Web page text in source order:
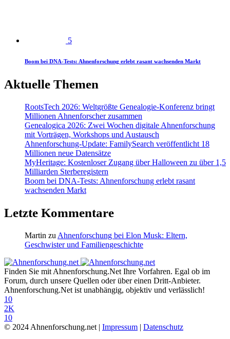
5
Boom bei DNA-Tests: Ahnenforschung erlebt rasant wachsenden Markt
Aktuelle Themen
RootsTech 2026: Weltgrößte Genealogie-Konferenz bringt
Millionen Ahnenforscher zusammen
Genealogica 2026: Zwei Wochen digitale Ahnenforschung
mit Vorträgen, Workshops und Austausch
Ahnenforschung-Update: FamilySearch veröffentlicht 18
Millionen neue Datensätze
MyHeritage: Kostenloser Zugang über Halloween zu über 1,5
Milliarden Sterberegistern
Boom bei DNA-Tests: Ahnenforschung erlebt rasant
wachsenden Markt
Letzte Kommentare
Martin zu Ahnenforschung bei Elon Musk: Eltern,
Geschwister und Familiengeschichte
Finden Sie mit Ahnenforschung.Net Ihre Vorfahren. Egal ob im
Forum, durch unsere Quellen oder über einen Dritt-Anbieter.
Ahnenforschung.Net ist unabhängig, objektiv und verlässlich!
10
2K
10
© 2024 Ahnenforschung.net | Impressum | Datenschutz